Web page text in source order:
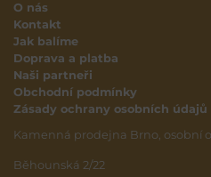
O nás
Kontakt
Jak balíme
Doprava a platba
Naši partneři
Obchodní podmínky
Zásady ochrany osobních údajů
Kamenná prodejna Brno, osobní
Běhounská 2/22